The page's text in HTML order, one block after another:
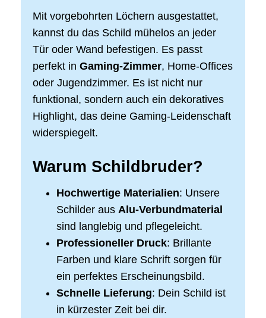
Mit vorgebohrten Löchern ausgestattet,
kannst du das Schild mühelos an jeder
Tür oder Wand befestigen. Es passt
perfekt in Gaming-Zimmer, Home-Offices
oder Jugendzimmer. Es ist nicht nur
funktional, sondern auch ein dekoratives
Highlight, das deine Gaming-Leidenschaft
widerspiegelt.
Warum Schildbruder?
Hochwertige Materialien: Unsere
Schilder aus Alu-Verbundmaterial
sind langlebig und pflegeleicht.
Professioneller Druck: Brillante
Farben und klare Schrift sorgen für
ein perfektes Erscheinungsbild.
Schnelle Lieferung: Dein Schild ist
in kürzester Zeit bei dir.